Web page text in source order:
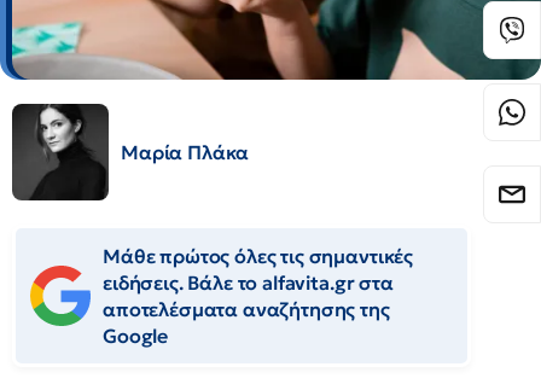
Μαρία Πλάκα
Μάθε πρώτος όλες τις σημαντικές
ειδήσεις. Βάλε το alfavita.gr στα
αποτελέσματα αναζήτησης της
Google